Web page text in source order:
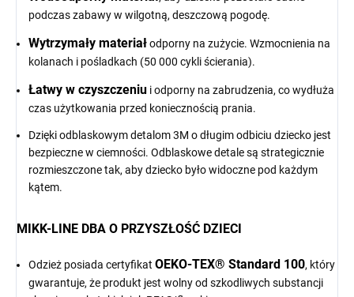
podczas zabawy w wilgotną, deszczową pogodę.
Wytrzymały materiałodporny na zużycie. Wzmocnienia na
kolanach i pośladkach (50 000 cykli ścierania).
Łatwy w czyszczeniu i odporny na zabrudzenia, co wydłuża
czas użytkowania przed koniecznością prania.
Dzięki odblaskowym detalom 3M o długim odbiciu dziecko jest
bezpieczne w ciemności. Odblaskowe detale są strategicznie
rozmieszczone tak, aby dziecko było widoczne pod każdym
kątem.
MIKK-LINE DBA O PRZYSZŁOŚĆ DZIECI
Odzież posiada certyfikat OEKO-TEX® Standard 100, który
gwarantuje, że produkt jest wolny od szkodliwych substancji